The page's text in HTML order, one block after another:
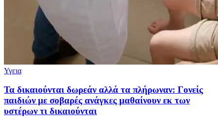
Υγεια
Τα δικαιούνται δωρεάν αλλά τα πλήρωναν: Γονείς
παιδιών με σοβαρές ανάγκες μαθαίνουν εκ των
υστέρων τι δικαιούνται